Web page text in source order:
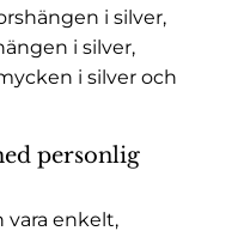
i silver,
i silver,
i silver och
personlig
vara enkelt,